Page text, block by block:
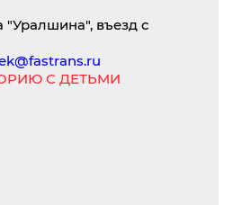
"Уралшина", въезд с
С ДЕТЬМИ